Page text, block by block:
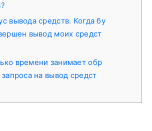
вывода средств. Когда бу
вывод моих средст
времени занимает обр
запроса на вывод средст